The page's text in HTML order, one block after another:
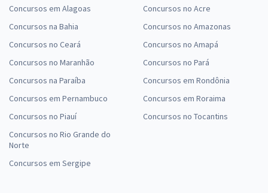
Concursos em Alagoas
Concursos na Bahia
Concursos no Ceará
Concursos no Maranhão
Concursos na Paraíba
Concursos em Pernambuco
Concursos no Piauí
Concursos no Rio Grande do
Norte
Concursos em Sergipe
Concursos no Acre
Concursos no Amazonas
Concursos no Amapá
Concursos no Pará
Concursos em Rondônia
Concursos em Roraima
Concursos no Tocantins